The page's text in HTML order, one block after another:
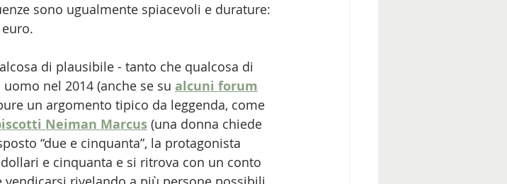
sono ugualmente spiacevoli e durature:
di plausibile - tanto che qualcosa di
uomo nel 2014 (anche se su alcuni forum
un argomento tipico da leggenda, come
Neiman Marcus (una donna chiede
“due e cinquanta”, la protagonista
e cinquanta e si ritrova con un conto